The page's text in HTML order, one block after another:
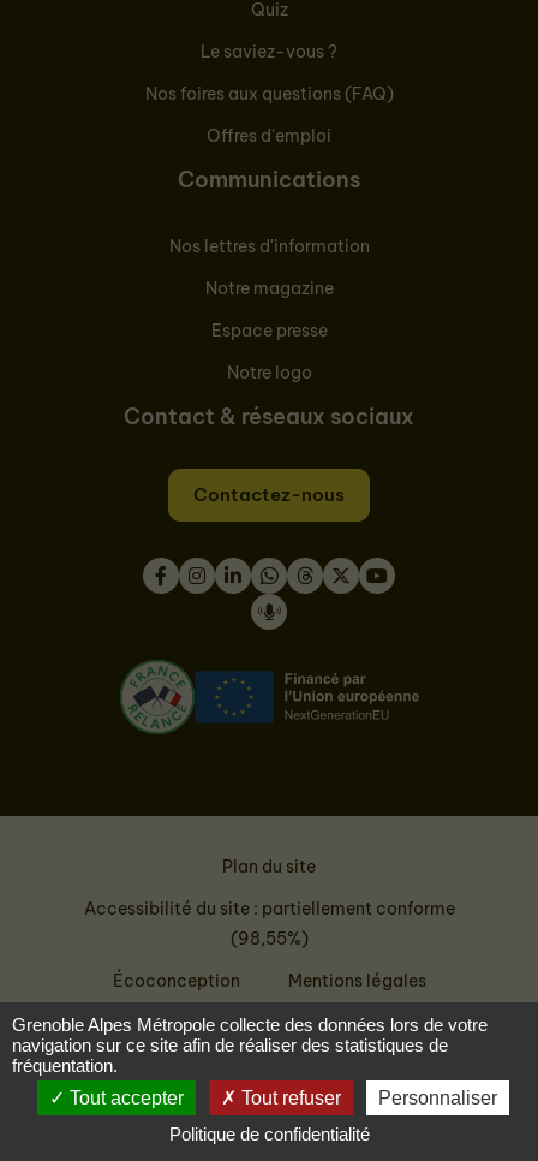
Grenoble Alpes Métropole collecte des données lors de votre
navigation sur ce site afin de réaliser des statistiques de
fréquentation.
Tout accepter
Tout refuser
Personnaliser
Politique de confidentialité
Accès rapides Espace personnel
Quiz
Le saviez-vous ?
Nos foires aux questions (FAQ)
Offres d'emploi
Communications
Nos lettres d'information
Notre magazine
Espace presse
Notre logo
Contact & réseaux sociaux
Contactez-nous
Instagram
LinkedInWhatsApp
Plan du site
Accessibilité du site : partiellement conforme
(98,55%)
Écoconception
Mentions légales
Données personnelles